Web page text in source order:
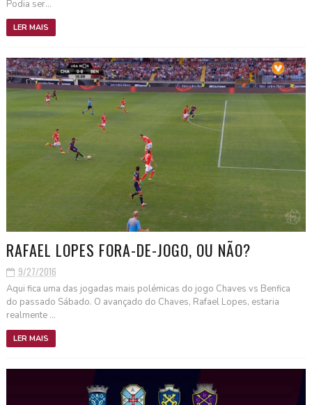
Podia ser...
LER MAIS
RAFAEL LOPES FORA-DE-JOGO, OU NÃO?
9/27/2016
Aqui fica uma das jogadas mais polémicas do jogo Chaves vs Benfica
do passado Sábado. O avançado do Chaves, Rafael Lopes, estaria
realmente ...
LER MAIS